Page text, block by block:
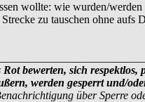
wollte: wie wurden/
zu tauschen ohne
bewerten, sich
werden gesperrt und/
über Sperre